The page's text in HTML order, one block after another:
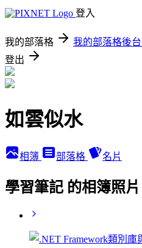
登入
我的部落格 我的部落格後台
登出
如雲似水
相簿 部落格 名片
學習筆記 的相簿照片